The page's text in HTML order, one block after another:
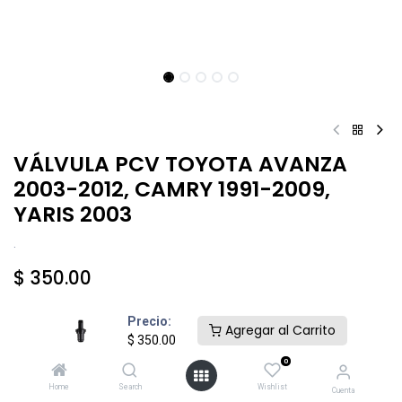
Precio:
$ 350.00
Agregar al Carrito
Home Search
0
Wishlist Cuenta
VÁLVULA PCV TOYOTA AVANZA
2003-2012, CAMRY 1991-2009,
YARIS 2003
$ 350.00
Añadir al carrito Comprar ahora